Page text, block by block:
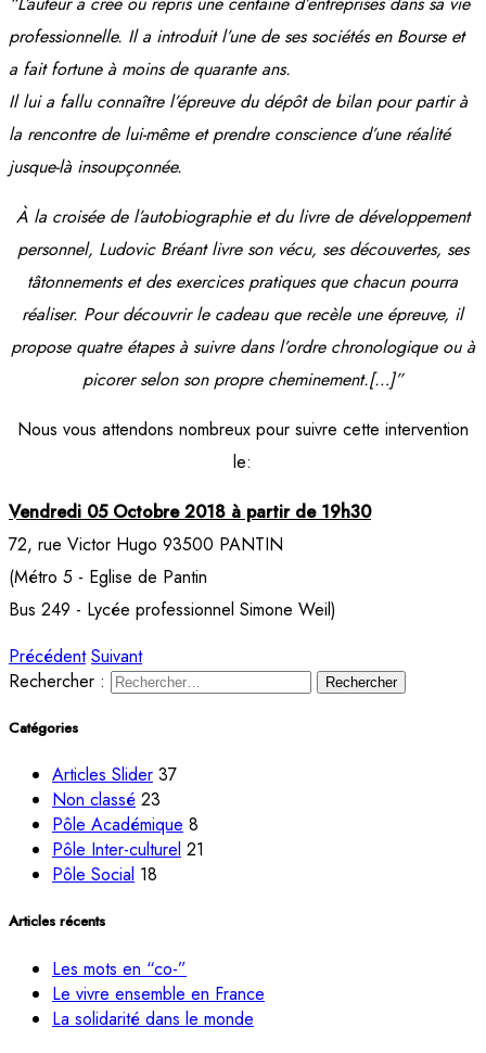
professionnelle. Il a introduit l’une de ses sociétés en Bourse et
a fait fortune à moins de quarante ans.
Il lui a fallu connaître l’épreuve du dépôt de bilan pour partir à
la rencontre de lui-même et prendre conscience d’une réalité
jusque-là insoupçonnée.
À la croisée de l’autobiographie et du livre de développement
personnel, Ludovic Bréant livre son vécu, ses découvertes, ses
tâtonnements et des exercices pratiques que chacun pourra
réaliser. Pour découvrir le cadeau que recèle une épreuve, il
propose quatre étapes à suivre dans l’ordre chronologique ou à
picorer selon son propre cheminement.[…]”
Nous vous attendons nombreux pour suivre cette intervention
le:
Vendredi 05 Octobre 2018 à partir de 19h30
72, rue Victor Hugo 93500 PANTIN
(Métro 5 - Eglise de Pantin
Bus 249 - Lycée professionnel Simone Weil)
Précédent Suivant
Rechercher :
Catégories
Articles Slider 37
Non classé 23
Pôle Académique 8
Pôle Inter-culturel 21
Pôle Social 18
Articles récents
Les mots en “co-”
Le vivre ensemble en France
La solidarité dans le monde